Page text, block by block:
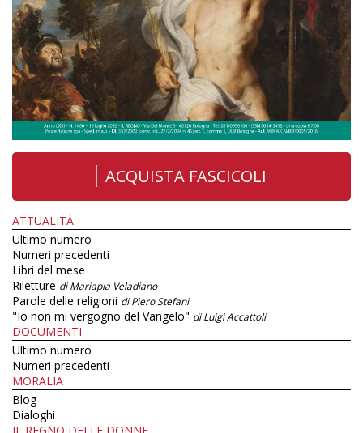
ACQUISTA FASCICOLI
ATTUALITÀ
Ultimo numero
Numeri precedenti
Libri del mese
Riletture di Mariapia Veladiano
Parole delle religioni di Piero Stefani
"Io non mi vergogno del Vangelo" di Luigi Accattoli
DOCUMENTI
Ultimo numero
Numeri precedenti
MORALIA
Blog
Dialoghi